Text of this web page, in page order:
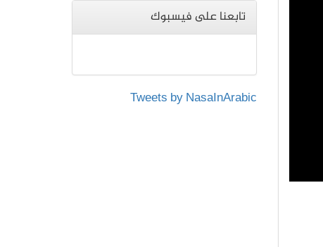
تابعنا على فيسبوك
Tweets by NasaInArabic